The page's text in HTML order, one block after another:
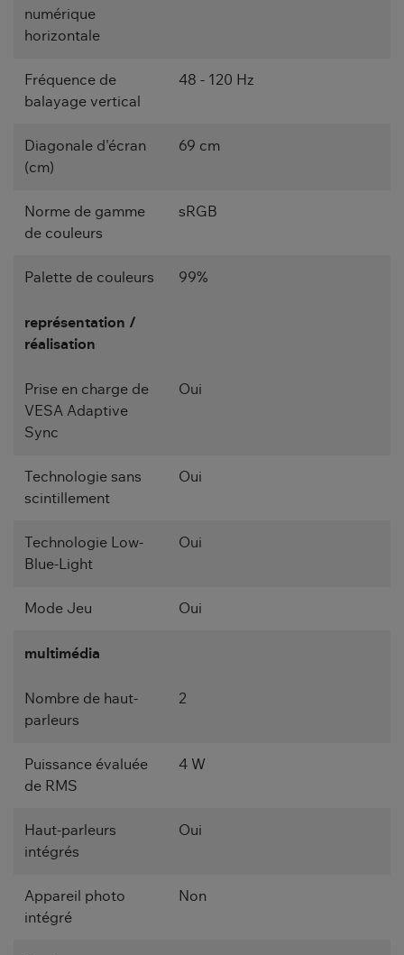
numérique
horizontale
Fréquence de
balayage vertical
48 - 120 Hz
Diagonale d'écran
(cm)
69 cm
Norme de gamme
de couleurs
sRGB
Palette de couleurs 99%
représentation /
réalisation
Prise en charge de
VESA Adaptive
Sync
Oui
Technologie sans
scintillement
Oui
Technologie Low-
Blue-Light
Oui
Mode Jeu Oui
multimédia
Nombre de haut-
parleurs
2
Puissance évaluée
de RMS
4 W
Haut-parleurs
intégrés
Oui
Appareil photo
intégré
Non